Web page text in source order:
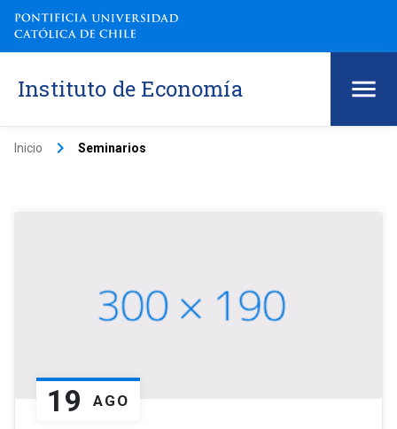
Instituto de Economía
Inicio keyboard_arrow_right Seminarios
19 AGO